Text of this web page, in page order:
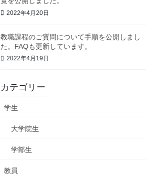
2022年4月20日
教職課程のご質問について手順を公開しまし
た。FAQも更新しています。
2022年4月19日
カテゴリー
学生
大学院生
学部生
教員